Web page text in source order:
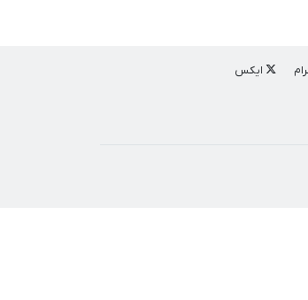
ایکس